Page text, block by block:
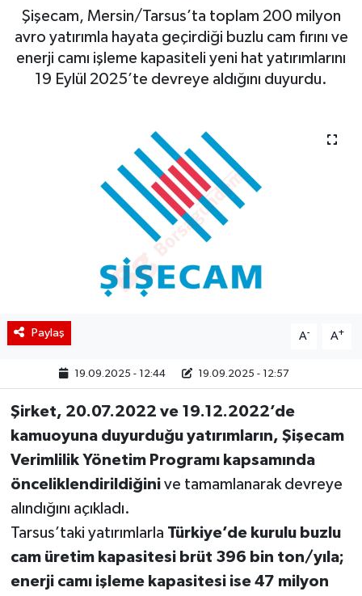
Şişecam, Mersin/Tarsus’ta toplam 200 milyon
avro yatırımla hayata geçirdiği buzlu cam fırını ve
enerji camı işleme kapasiteli yeni hat yatırımlarını
19 Eylül 2025’te devreye aldığını duyurdu.
Paylaş A- A+
19.09.2025 - 12:44 19.09.2025 - 12:57
Şirket, 20.07.2022 ve 19.12.2022’de
kamuoyuna duyurduğu yatırımların, Şişecam
Verimlilik Yönetim Programı kapsamında
önceliklendirildiğinive tamamlanarak devreye
alındığını açıkladı.
Tarsus’taki yatırımlarla Türkiye’de kurulu buzlu
cam üretim kapasitesi brüt 396 bin ton/yıla;
enerji camı işleme kapasitesi ise 47 milyon
BIST 100 Isı Haritası
Coin Isı Haritası
Kiripto Para Piyasası
Gizlilik Sözleşmesi